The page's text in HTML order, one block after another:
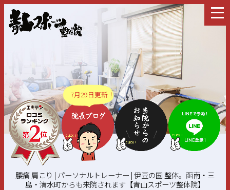
7月29日更新！
腰痛 肩こり | パーソナルトレーナー | 伊豆の国 整体。函南・三
島・清水町からも来院されます【青山スポーツ整体院】